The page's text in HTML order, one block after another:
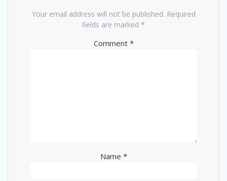
Your email address will not be published. Required
fields are marked *
Comment *
Name *